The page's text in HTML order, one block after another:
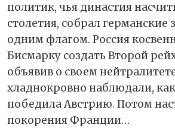
политик, чья династия
столетия, собрал германские
одним флагом. Россия
Бисмарку создать Второй
объявив о своем
хладнокровно наблюдали,
победила Австрию. Потом
покорения Франции…